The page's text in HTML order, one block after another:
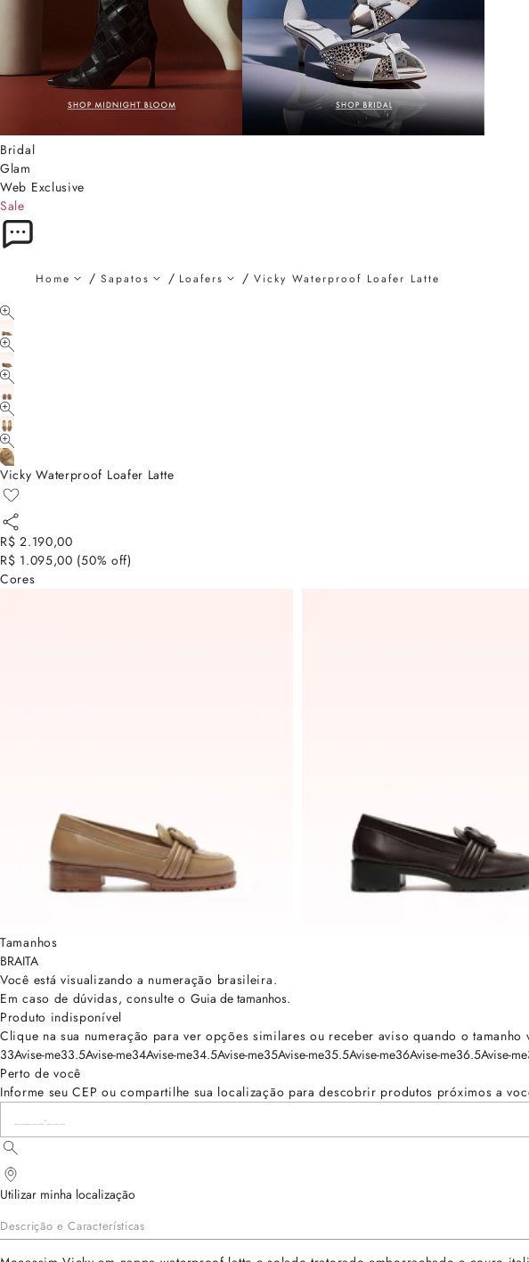
Bridal
Glam
Web Exclusive
Sale
Home Sapatos Loafers Vicky Waterproof Loafer Latte
Vicky Waterproof Loafer Latte
R$ 2.190,00
R$ 1.095,00 (50% off)
Cores
Tamanhos
BRAITA
Você está visualizando a numeração brasileira.
Em caso de dúvidas, consulte o Guia de tamanhos.
Produto indisponível
Clique na sua numeração para ver opções similares ou receber aviso quando o tamanho
33Avise-me33.5Avise-me34Avise-me34.5Avise-me35Avise-me35.5Avise-me36Avise-me36.5Avise-me
Perto de você
Informe seu CEP ou compartilhe sua localização para descobrir produtos próximos a
Utilizar minha localização
Descrição e Características